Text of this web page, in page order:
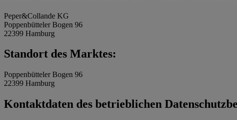
Peper&Collande KG
Poppenbütteler Bogen 96
22399 Hamburg
Standort des Marktes:
Poppenbütteler Bogen 96
22399 Hamburg
Kontaktdaten des betrieblichen